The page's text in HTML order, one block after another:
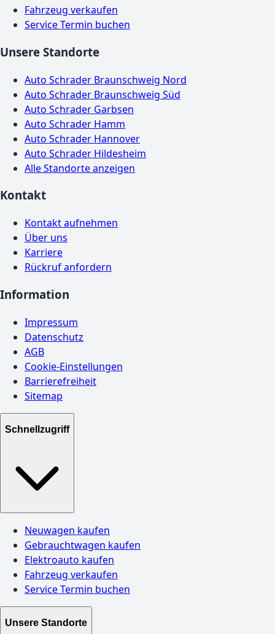
Fahrzeug verkaufen
Service Termin buchen
Unsere Standorte
Auto Schrader Braunschweig Nord
Auto Schrader Braunschweig Süd
Auto Schrader Garbsen
Auto Schrader Hamm
Auto Schrader Hannover
Auto Schrader Hildesheim
Alle Standorte anzeigen
Kontakt
Kontakt aufnehmen
Über uns
Karriere
Rückruf anfordern
Information
Impressum
Datenschutz
AGB
Cookie-Einstellungen
Barrierefreiheit
Sitemap
Schnellzugriff
Neuwagen kaufen
Gebrauchtwagen kaufen
Elektroauto kaufen
Fahrzeug verkaufen
Service Termin buchen
Unsere Standorte